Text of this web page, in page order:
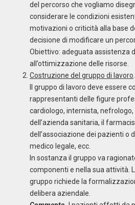
del percorso che vogliamo
considerare le condizioni
motivazioni o criticità alla base
decisione di modificare un
Obiettivo: adeguata assistenza
all’ottimizzazione delle risorse.
Costruzione del gruppo di lavoro
Il gruppo di lavoro deve essere
rappresentanti delle figure
cardiologo, internista,
dell’azienda sanitaria, il
dell’associazione dei pazienti o
medico legale, ecc.
In sostanza il gruppo va
componenti e nella sua attività.
gruppo richiede la
delibera aziendale.